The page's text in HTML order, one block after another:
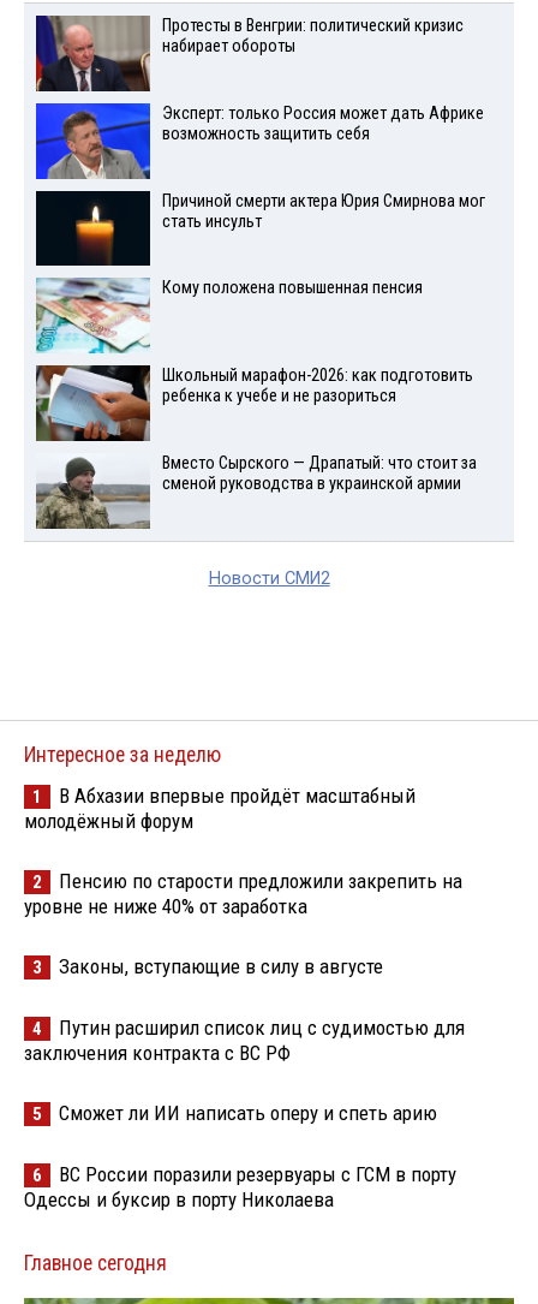
Протесты в Венгрии: политический кризис
набирает обороты
Эксперт: только Россия может дать Африке
возможность защитить себя
Причиной смерти актера Юрия Смирнова мог
стать инсульт
Кому положена повышенная пенсия
Школьный марафон-2026: как подготовить
ребенка к учебе и не разориться
Вместо Сырского — Драпатый: что стоит за
сменой руководства в украинской армии
Новости СМИ2
Интересное за неделю
1
В Абхазии впервые пройдёт масштабный
молодёжный форум
2
Пенсию по старости предложили закрепить на
уровне не ниже 40% от заработка
3 Законы, вступающие в силу в августе
4
Путин расширил список лиц с судимостью для
заключения контракта с ВС РФ
5 Сможет ли ИИ написать оперу и спеть арию
6
ВС России поразили резервуары с ГСМ в порту
Одессы и буксир в порту Николаева
Главное сегодня